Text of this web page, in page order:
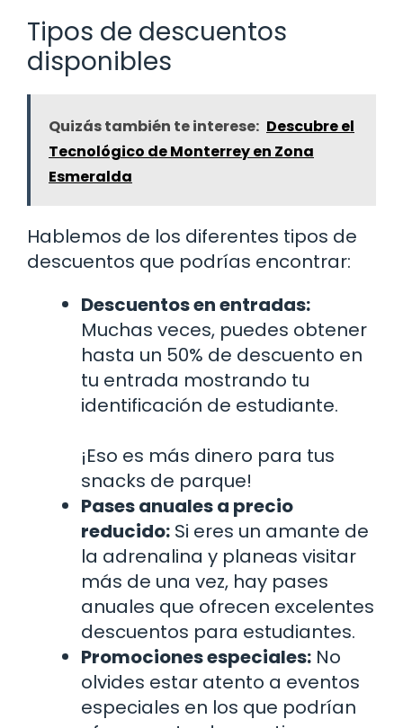
Tipos de descuentos
disponibles
Quizás también te interese: Descubre el
Tecnológico de Monterrey en Zona
Esmeralda
Hablemos de los diferentes tipos de
descuentos que podrías encontrar:
Descuentos en entradas:
Muchas veces, puedes obtener
hasta un 50% de descuento en
tu entrada mostrando tu
identificación de estudiante.
¡Eso es más dinero para tus
snacks de parque!
Pases anuales a precio
reducido: Si eres un amante de
la adrenalina y planeas visitar
más de una vez, hay pases
anuales que ofrecen excelentes
descuentos para estudiantes.
Promociones especiales: No
olvides estar atento a eventos
especiales en los que podrían